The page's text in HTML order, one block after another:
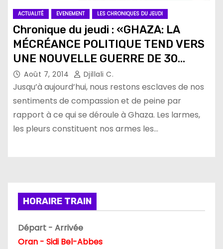
ACTUALITÉ EVENEMENT LES CHRONIQUES DU JEUDI
Chronique du jeudi : «GHAZA: LA
MÉCRÉANCE POLITIQUE TEND VERS
UNE NOUVELLE GUERRE DE 30
ANS.»
Août 7, 2014 Djillali C.
Jusqu’à aujourd’hui, nous restons esclaves de nos
sentiments de compassion et de peine par
rapport à ce qui se déroule à Ghaza. Les larmes,
les pleurs constituent nos armes les…
HORAIRE TRAIN
Départ - Arrivée
Oran - Sidi Bel-Abbes